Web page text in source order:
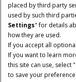
Cookie Settings
© 2026 CNH Industrial
trademark of CNH
placed by third party
used by such third
Settings" for details
how they are used.
If you accept all
If you want to learn
this site can use, select "
to save your